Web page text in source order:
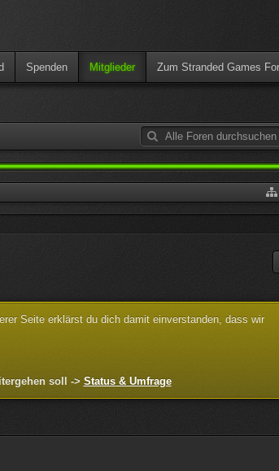
Spenden Mitglieder Zum Stranded Games
Seite erklärst du dich damit einverstanden, dass wir
soll -> Status & Umfrage